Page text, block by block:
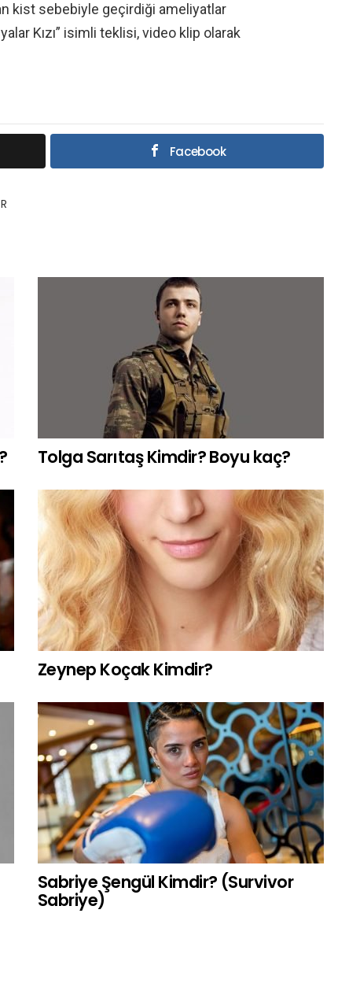
kist sebebiyle geçirdiği ameliyatlar
Kızı” isimli teklisi, video klip olarak
Facebook
Tolga Sarıtaş Kimdir? Boyu kaç?
Zeynep Koçak Kimdir?
Sabriye Şengül Kimdir? (Survivor
Sabriye)